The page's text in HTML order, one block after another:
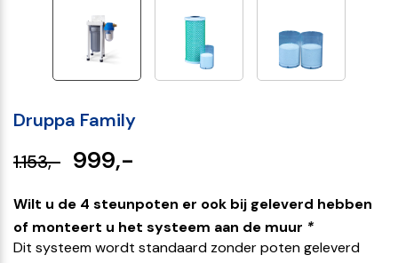
Druppa Family
1.153,- 999,-
Wilt u de 4 steunpoten er ook bij geleverd hebben
of monteert u het systeem aan de muur *
Dit systeem wordt standaard zonder poten geleverd